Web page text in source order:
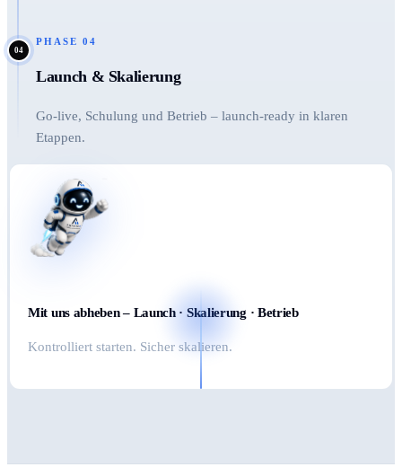
04
PHASE 04
Launch & Skalierung
Go-live, Schulung und Betrieb – launch-ready in klaren
Etappen.
Mit uns abheben – Launch · Skalierung · Betrieb
Kontrolliert starten. Sicher skalieren.